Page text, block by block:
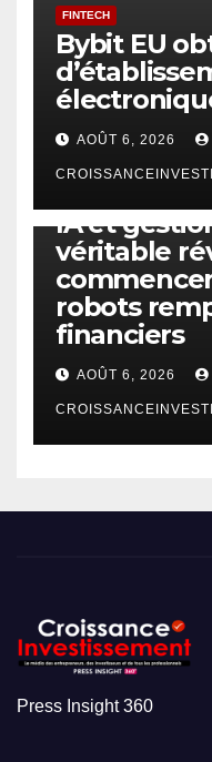
FINTECH
Bybit EU
AOÛT 6, 2026
IA et
véritable
robots
financiers
AOÛT 6, 2026
Press Insight 360